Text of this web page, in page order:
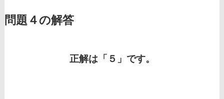
問題４の解答
正解は「５」です。